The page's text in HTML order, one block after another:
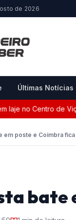
de 2026
Últimas Notícias
no Centro de Viçosa
em poste e Coimbra fica
bate